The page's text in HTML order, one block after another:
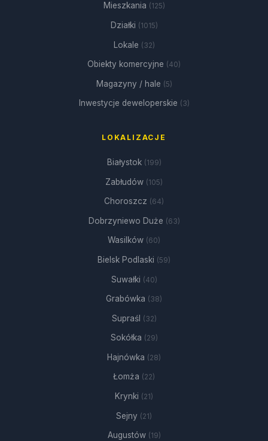
Mieszkania (125)
Działki (1015)
Lokale (32)
Obiekty komercyjne (40)
Magazyny / hale (5)
Inwestycje deweloperskie (3)
LOKALIZACJE
Białystok (199)
Zabłudów (105)
Choroszcz (64)
Dobrzyniewo Duże (63)
Wasilków (60)
Bielsk Podlaski (59)
Suwałki (40)
Grabówka (38)
Supraśl (32)
Sokółka (29)
Hajnówka (28)
Łomża (22)
Krynki (21)
Sejny (21)
Augustów (19)